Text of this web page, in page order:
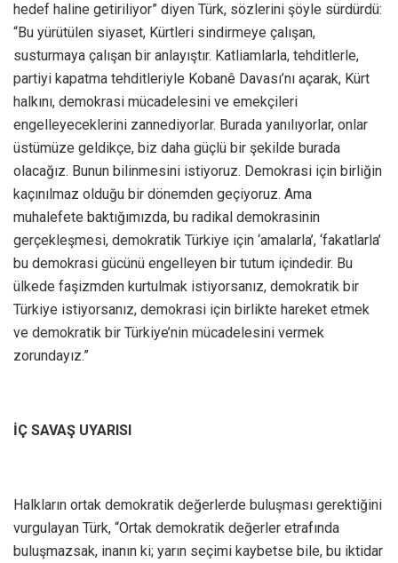
hedef haline getiriliyor” diyen Türk, sözlerini şöyle sürdürdü:
“Bu yürütülen siyaset, Kürtleri sindirmeye çalışan,
susturmaya çalışan bir anlayıştır. Katliamlarla, tehditlerle,
partiyi kapatma tehditleriyle Kobanê Davası’nı açarak, Kürt
halkını, demokrasi mücadelesini ve emekçileri
engelleyeceklerini zannediyorlar. Burada yanılıyorlar, onlar
üstümüze geldikçe, biz daha güçlü bir şekilde burada
olacağız. Bunun bilinmesini istiyoruz. Demokrasi için birliğin
kaçınılmaz olduğu bir dönemden geçiyoruz. Ama
muhalefete baktığımızda, bu radikal demokrasinin
gerçekleşmesi, demokratik Türkiye için ‘amalarla’, ‘fakatlarla’
bu demokrasi gücünü engelleyen bir tutum içindedir. Bu
ülkede faşizmden kurtulmak istiyorsanız, demokratik bir
Türkiye istiyorsanız, demokrasi için birlikte hareket etmek
ve demokratik bir Türkiye’nin mücadelesini vermek
zorundayız.”
İÇ SAVAŞ UYARISI
Halkların ortak demokratik değerlerde buluşması gerektiğini
vurgulayan Türk, “Ortak demokratik değerler etrafında
buluşmazsak, inanın ki; yarın seçimi kaybetse bile, bu iktidar